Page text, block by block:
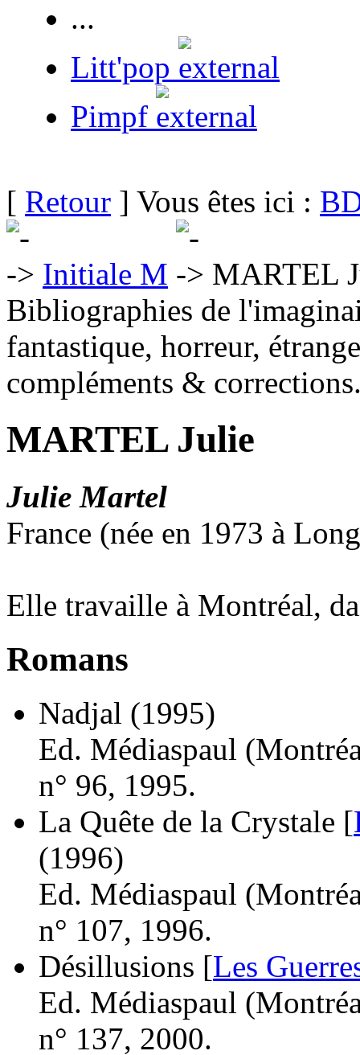
...
Litt'pop
Pimpf
[ Retour ] Vous êtes ici :
Initiale M
MARTEL
Bibliographies de
fantastique, horreur,
compléments &
MARTEL Julie
Julie Martel
France (née en 1973 à
Elle travaille à Montréal,
Romans
Nadjal (1995)
Ed. Médiaspaul
n° 96, 1995.
La Quête de la Crystale [
(1996)
Ed. Médiaspaul
n° 107, 1996.
Désillusions [Les
Ed. Médiaspaul
n° 137, 2000.